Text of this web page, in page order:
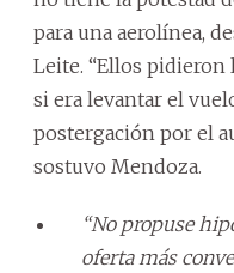
para una aerolínea,
Leite. “Ellos pidieron
si era levantar el
postergación por el
sostuvo Mendoza.
“No propuse
oferta más